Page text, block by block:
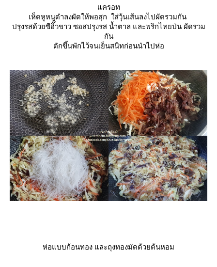
ครอท
เห็ดหูหนูดำลงผัดให้พอสุก ใส่วุ้นเส้นลงไปผัดรวมกัน
ปรุงรสด้วยซีอิ๊วขาว ซอสปรุงรส น้ำตาล และพริกไทยป่น ผัดรวม
กัน
ตักขึ้นพักไว้จนเย็นสนิทก่อนนำไปห่อ
ห่อแบบก้อนทอง และถุงทองมัดด้วยต้นหอม